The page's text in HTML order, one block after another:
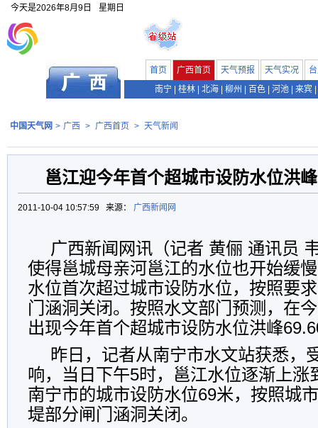
今天是2026年8月9日 星期日
首页 广西首页 天气预报 天气实况
南宁
桂林 北海 柳州 百色 河池 来宾
中国天气网 > 广西 > 广西首页 > 天气新闻
邕江迎今年首个超城市设防水位洪
2011-10-04 10:57:59 来源： 广西新闻网
广西新闻网讯（记者 黄俪 通讯员
使得邕城母亲河邕江的水位也开始缓
水位首次超过城市设防水位，按照要
门涵洞关闭。按照水文部门预测，在
出现今年首个超城市设防水位洪峰
昨日，记者从南宁市水文站获悉，
响，当日下午5时，邕江水位逐渐上涨
南宁市的城市设防水位69米，按照城
堤部分闸门涵洞关闭。